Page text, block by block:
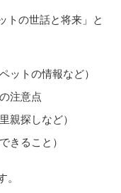
トの世話と将来」と
ットの情報など）
注意点
親探しなど）
きること）